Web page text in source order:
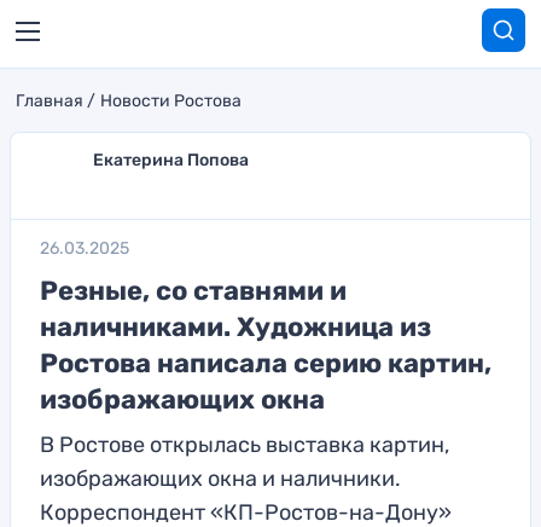
Главная Новости Ростова
Екатерина Попова
26.03.2025
Резные, со ставнями и
наличниками. Художница из
Ростова написала серию картин,
изображающих окна
В Ростове открылась выставка картин,
изображающих окна и наличники.
Корреспондент «КП-Ростов-на-Дону»